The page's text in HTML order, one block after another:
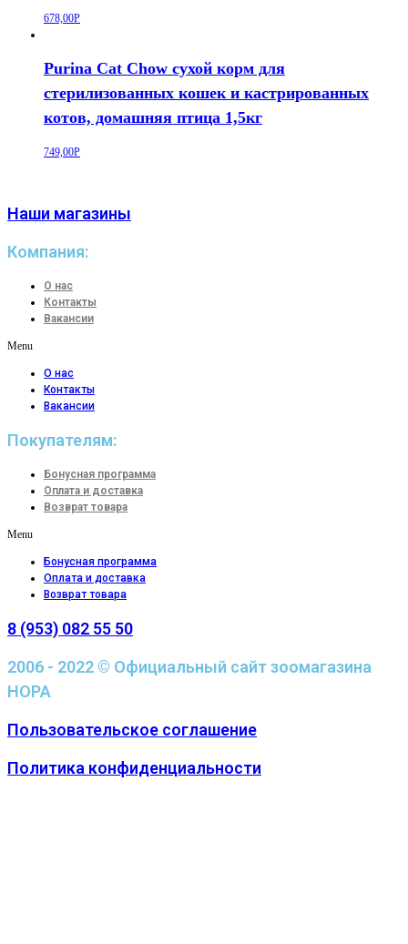
678,00Р
Purina Cat Chow сухой корм для
стерилизованных кошек и кастрированных
котов, домашняя птица 1,5кг
749,00Р
Наши магазины
Компания:
О нас
Контакты
Вакансии
Menu
О нас
Контакты
Вакансии
Покупателям:
Бонусная программа
Оплата и доставка
Возврат товара
Menu
Бонусная программа
Оплата и доставка
Возврат товара
8 (953) 082 55 50
2006 - 2022 © Официальный сайт зоомагазина
НОРА
Пользовательское соглашение
Политика конфиденциальности